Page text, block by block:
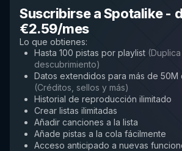
Suscribirse a Spotalike-
€2.59/mes
Lo que obtienes:
Hasta 100 pistas por playlist (
descubrimiento)
Datos extendidos para más de 50M
(Créditos, sellos y más)
Historial de reproducción ilimitado
Crear listas ilimitadas
Añadir canciones a la lista
Añade pistas a la cola fácilmente
Acceso anticipado a nuevas